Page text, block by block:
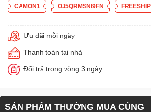
CAMON1 OJ5QRMSNI9FN FREESHIP
Ưu đãi mỗi ngày
Thanh toán tại nhà
Đổi trả trong vòng 3 ngày
SẢN PHẨM THƯỜNG MUA CÙNG